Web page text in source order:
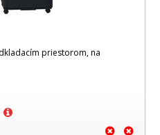
priestorom, na